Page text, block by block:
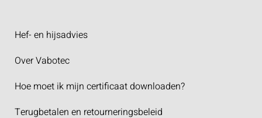
Hef- en hijsadvies
Over Vabotec
Hoe moet ik mijn certificaat downloaden?
Terugbetalen en retourneringsbeleid